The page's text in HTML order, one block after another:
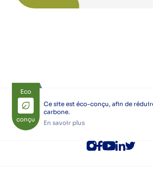
Eco
conçu
Ce site est éco-conçu, afin de
carbone.
En savoir plus